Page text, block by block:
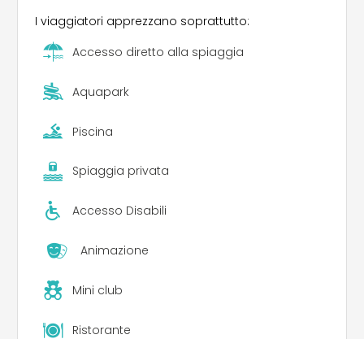
I viaggiatori apprezzano soprattutto:
Accesso diretto alla spiaggia
Aquapark
Piscina
Spiaggia privata
Accesso Disabili
Animazione
Mini club
Ristorante